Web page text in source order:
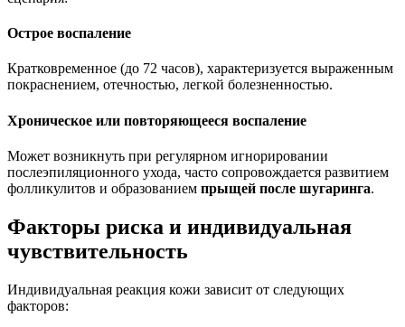
Острое воспаление
Кратковременное (до 72 часов), характеризуется выраженным
покраснением, отечностью, легкой болезненностью.
Хроническое или повторяющееся воспаление
Может возникнуть при регулярном игнорировании
послеэпиляционного ухода, часто сопровождается развитием
фолликулитов и образованием прыщей после шугаринга.
Факторы риска и индивидуальная
чувствительность
Индивидуальная реакция кожи зависит от следующих
факторов: